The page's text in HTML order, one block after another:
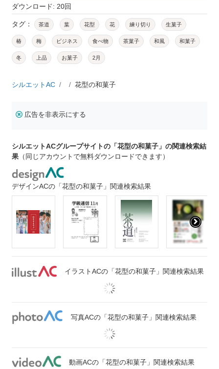
ダウンロード: 20回
タグ： 茶道 葉 花型 花 練り切り 生菓子
椿 梅 ビジネス 食べ物 茶菓子 和風 和菓子
冬 上品 お菓子 2月
シルエットAC 花型の和菓子
広告を非表示にする
シルエットACグループサイトの「花型の和菓子」の関連検索結
果 （同じアカウントで無料ダウンロードできます）
デザインACの「花型の和菓子」関連検索結果
イラストACの「花型の和菓子」関連検索結果
写真ACの「花型の和菓子」関連検索結果
動画ACの「花型の和菓子」関連検索結果